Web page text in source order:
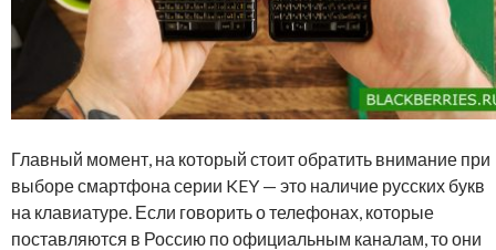
Главный момент, на который стоит обратить внимание при
выборе смартфона серии KEY — это наличие русских букв
на клавиатуре. Если говорить о телефонах, которые
поставляются в Россию по официальным каналам, то они